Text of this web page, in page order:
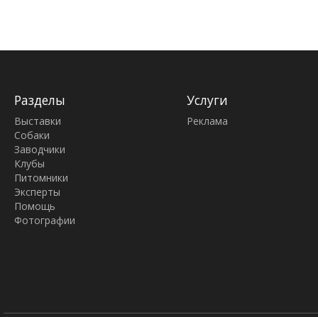
Разделы
Выставки
Собаки
Заводчики
Клубы
Питомники
Эксперты
Помощь
Фотографии
Услуги
Реклама